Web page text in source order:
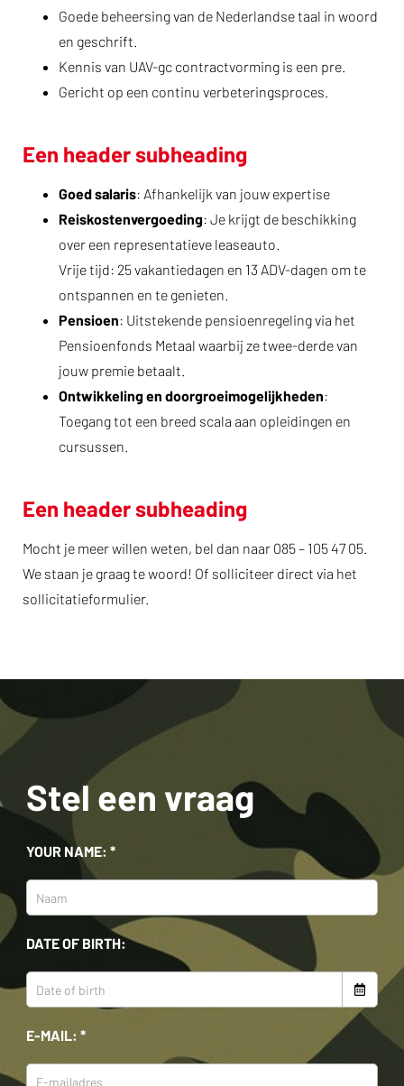
Goede beheersing van de Nederlandse taal in woord
en geschrift.
Kennis van UAV-gc contractvorming is een pre.
Gericht op een continu verbeteringsproces.
Een header subheading
Goed salaris: Afhankelijk van jouw expertise
Reiskostenvergoeding: Je krijgt de beschikking
over een representatieve leaseauto.
Vrije tijd: 25 vakantiedagen en 13 ADV-dagen om te
ontspannen en te genieten.
Pensioen: Uitstekende pensioenregeling via het
Pensioenfonds Metaal waarbij ze twee-derde van
jouw premie betaalt.
Ontwikkeling en doorgroeimogelijkheden:
Toegang tot een breed scala aan opleidingen en
cursussen.
Een header subheading
Mocht je meer willen weten, bel dan naar 085 – 105 47 05.
We staan je graag te woord! Of solliciteer direct via het
sollicitatieformulier.
Stel een vraag
YOUR NAME: *
DATE OF BIRTH:
E-MAIL: *